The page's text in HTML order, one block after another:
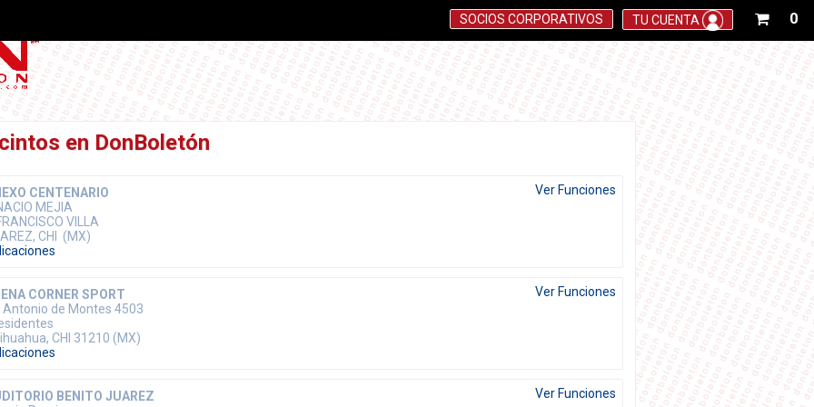
Tu
de
0
TU CUENTA
SOCIOS CORPORATIVOS
en DonBoletón
CENTENARIO
MEJIA
VILLA
CHI (MX)
Ver Funciones
CORNER SPORT
Antonio de Montes 4503
CHI 31210 (MX)
Ver Funciones
BENITO JUAREZ
Ver Funciones